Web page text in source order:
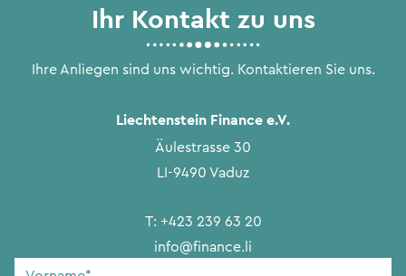
Ihr Kontakt zu uns
Ihre Anliegen sind uns wichtig. Kontaktieren Sie uns.
Liechtenstein Finance e.V.
Äulestrasse 30
LI-9490 Vaduz
T: +423 239 63 20
info@finance.li
Vorname